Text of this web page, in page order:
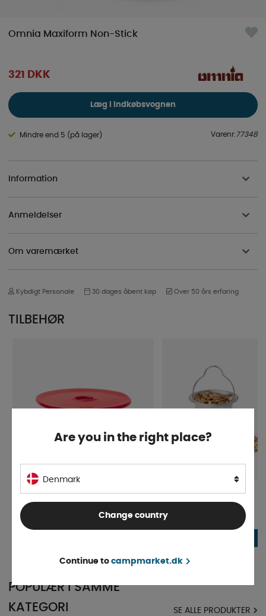
Omnia Maxiform Non-Stick
321 DKK
Læg i indkøbsvognen
Mindre end 5 (på lager) Varenr: 77348
Information
Anmeldelser
Om varemærket
Kybdigt Personale 30 dages åbent køp Over 50 års erfaring
TILBEHØR
Omnia silikone låg Omnia Røgekop
POPULÆR I SAMME
KATEGORI
SE ALLE PRODUKTER
Are you in the right place?
Denmark
Change country
Continue to campmarket.dk